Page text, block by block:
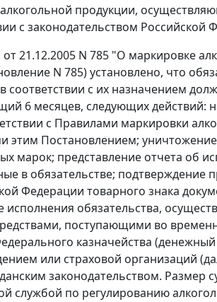
продукции,
с законодательством Российской
21.12.2005 N 785 "О маркировке
N 785) установлено, что
с их назначением
6 месяцев, следующих действий:
с Правилами маркировки
этим Постановлением; уничтожение
марок; представление отчета об
в обязательстве; подтверждение
Федерации товарного знака
исполнения обязательства,
поступающими во
казначейства (денежный
или страховой организаций
законодательством. Размер
службой по регулированию